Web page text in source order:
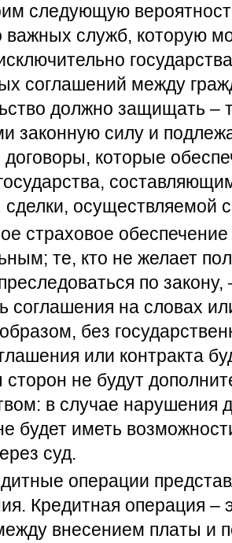
следующую
важных служб, которую
соглашений между
должно защищать –
законную силу и
договоры, которые
осуществляемой
страховое
те, кто не желает
по
соглашения на словах
без
или контракта
сторон не будут
в случае нарушения
будет иметь
суд.
операции
Кредитная операция –
внесением платы и